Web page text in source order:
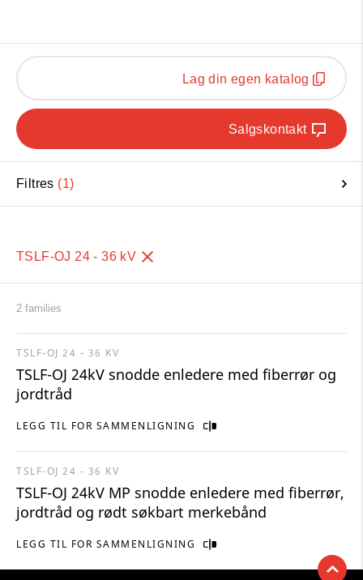
Lag din egen katalog
Salgskontakt
Filtres 1
TSLF-OJ 24 - 36 kV
2 families
LEGG TIL FOR SAMMENLIGNING
TSLF-OJ 24 - 36 KV
TSLF-OJ 24kV snodde enledere med fiberrør og
jordtråd
LEGG TIL FOR SAMMENLIGNING
TSLF-OJ 24 - 36 KV
TSLF-OJ 24kV MP snodde enledere med fiberrør,
jordtråd og rødt søkbart merkebånd